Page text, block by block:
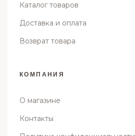
Каталог товаров
Доставка и оплата
Возврат товара
КОМПАНИЯ
О магазине
Контакты